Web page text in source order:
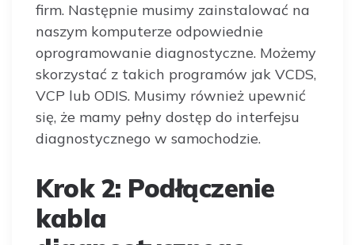
firm. Następnie musimy zainstalować na
naszym komputerze odpowiednie
oprogramowanie diagnostyczne. Możemy
skorzystać z takich programów jak VCDS,
VCP lub ODIS. Musimy również upewnić
się, że mamy pełny dostęp do interfejsu
diagnostycznego w samochodzie.
Krok 2: Podłączenie
kabla